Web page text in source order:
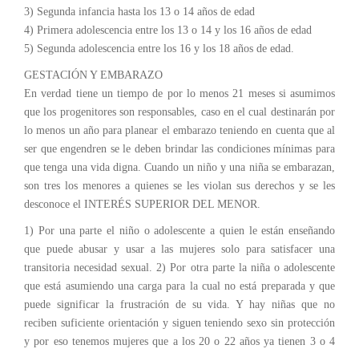
3) Segunda infancia hasta los 13 o 14 años de edad
4) Primera adolescencia entre los 13 o 14 y los 16 años de edad
5) Segunda adolescencia entre los 16 y los 18 años de edad.
GESTACIÓN Y EMBARAZO
En verdad tiene un tiempo de por lo menos 21 meses si asumimos
que los progenitores son responsables, caso en el cual destinarán por
lo menos un año para planear el embarazo teniendo en cuenta que al
ser que engendren se le deben brindar las condiciones mínimas para
que tenga una vida digna. Cuando un niño y una niña se embarazan,
son tres los menores a quienes se les violan sus derechos y se les
desconoce el INTERÉS SUPERIOR DEL MENOR.
1) Por una parte el niño o adolescente a quien le están enseñando
que puede abusar y usar a las mujeres solo para satisfacer una
transitoria necesidad sexual. 2) Por otra parte la niña o adolescente
que está asumiendo una carga para la cual no está preparada y que
puede significar la frustración de su vida. Y hay niñas que no
reciben suficiente orientación y siguen teniendo sexo sin protección
y por eso tenemos mujeres que a los 20 o 22 años ya tienen 3 o 4